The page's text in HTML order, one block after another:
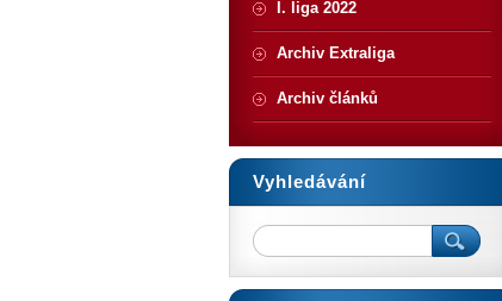
I. liga 2022
Archiv Extraliga
Archiv článků
Vyhledávání